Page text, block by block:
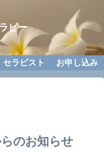
ピー
セラピスト お申し込み
のお知らせ